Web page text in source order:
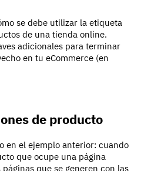
se debe utilizar la etiqueta
de una tienda online.
adicionales para terminar
en tu eCommerce (en
de producto
en el ejemplo anterior: cuando
que ocupe una página
que se generen con las